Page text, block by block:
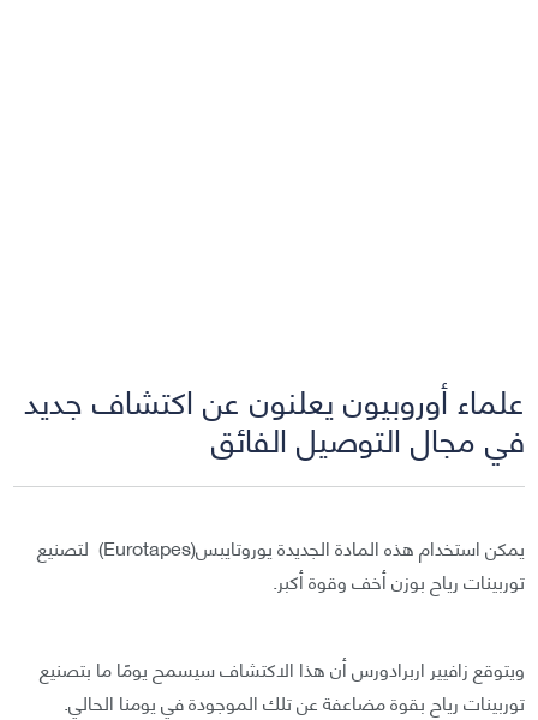
علماء أوروبيون يعلنون عن اكتشاف جديد
في مجال التوصيل الفائق
يمكن استخدام هذه المادة الجديدة يوروتايبس(Eurotapes) لتصنيع
توربينات رياح بوزن أخف وقوة أكبر.
ويتوقع زافيير اربرادورس أن هذا الاكتشاف سيسمح يومًا ما بتصنيع
توربينات رياح بقوة مضاعفة عن تلك الموجودة في يومنا الحالي.